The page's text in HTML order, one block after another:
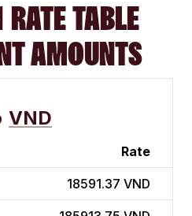
TABLE
AMOUNTS
VND
Rate
18591.37 VND